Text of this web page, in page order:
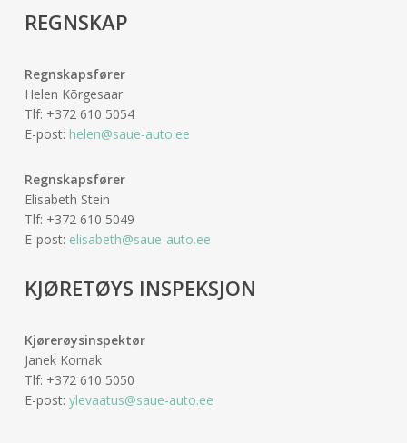
REGNSKAP
Regnskapsfører
Helen Kõrgesaar
Tlf: +372 610 5054
E-post: helen@saue-auto.ee
Regnskapsfører
Elisabeth Stein
Tlf: +372 610 5049
E-post: elisabeth@saue-auto.ee
KJØRETØYS INSPEKSJON
Kjørerøysinspektør
Janek Kornak
Tlf: +372 610 5050
E-post: ylevaatus@saue-auto.ee